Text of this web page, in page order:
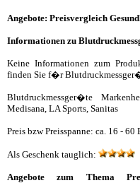
Angebote: Preisvergleich
Informationen zu
Keine Informationen zum
finden Sie f�r
Blutdruckmessger�te
Medisana, LA Sports, Sanitas
Preis bzw Preisspanne: ca. 16 - 60
Als Geschenk tauglich:
Angebote zum Thema